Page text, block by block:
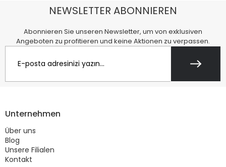
NEWSLETTER ABONNIEREN
Abonnieren Sie unseren Newsletter, um von exklusiven
Angeboten zu profitieren und keine Aktionen zu verpassen.
Unternehmen
Über uns
Blog
Unsere Filialen
Kontakt